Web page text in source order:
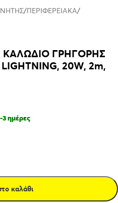
ΠΕΡΙΦΕΡΕΙΑΚΑ
ΚΑΛΩΔΙΟ ΓΡΗΓΟΡΗΣ
20W, 2m,
3 ημέρες
καλάθι